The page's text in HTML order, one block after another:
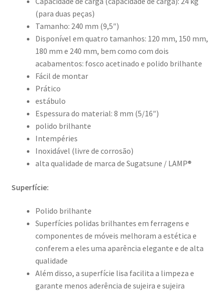
(para duas peças)
Tamanho: 240 mm (9,5″)
Disponível em quatro tamanhos: 120 mm, 150 mm,
180 mm e 240 mm, bem como com dois
acabamentos: fosco acetinado e polido brilhante
Fácil de montar
Prático
estábulo
Espessura do material: 8 mm (5/16″)
polido brilhante
Intempéries
Inoxidável (livre de corrosão)
alta qualidade de marca de Sugatsune / LAMP®
Superfície:
Polido brilhante
Superfícies polidas brilhantes em ferragens e
componentes de móveis melhoram a estética e
conferem a eles uma aparência elegante e de alta
qualidade
Além disso, a superfície lisa facilita a limpeza e
garante menos aderência de sujeira e sujeira